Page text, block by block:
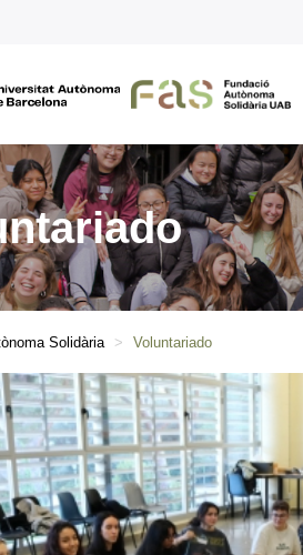
Solidària Voluntariado